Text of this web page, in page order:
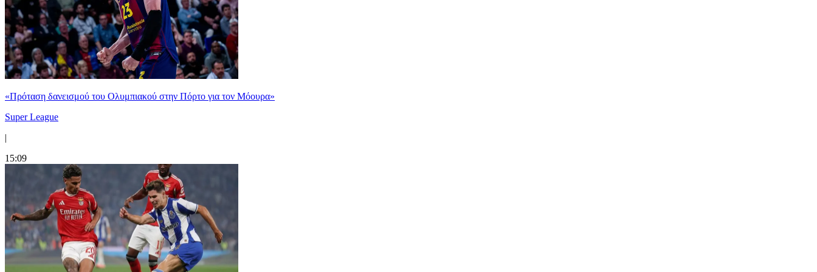
«Πρόταση δανεισμού του Ολυμπιακού στην Πόρτο για τον Μόουρα»
Super League
|
15:09